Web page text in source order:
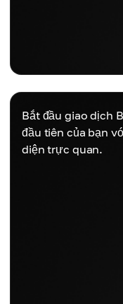
Bắt đầu giao dịch
đầu tiên của bạn
diện trực quan.